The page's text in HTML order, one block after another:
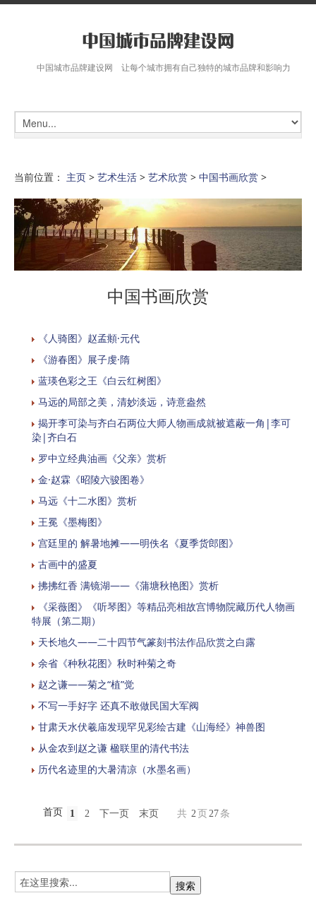
中国城市品牌建设网 让每个城市拥有自己独特的城市品牌和影响力
当前位置： 主页 > 艺术生活 > 艺术欣赏 > 中国书画欣赏 >
中国书画欣赏
《人骑图》赵孟頫·元代
《游春图》展子虔·隋
蓝瑛色彩之王《白云红树图》
马远的局部之美，清妙淡远，诗意盎然
揭开李可染与齐白石两位大师人物画成就被遮蔽一角|李可
染|齐白石
罗中立经典油画《父亲》赏析
金·赵霖《昭陵六骏图卷》
马远《十二水图》赏析
​王冕《墨梅图》
宫廷里的 解暑地摊——明佚名《夏季货郎图》
古画中的盛夏
拂拂红香 满镜湖——《蒲塘秋艳图》赏析
《采薇图》《听琴图》等精品亮相故宫博物院藏历代人物画
特展（第二期）
天长地久——二十四节气篆刻书法作品欣赏之白露
余省《种秋花图》秋时种菊之奇
赵之谦——菊之“植”觉
不写一手好字 还真不敢做民国大军阀
甘肃天水伏羲庙发现罕见彩绘古建《山海经》神兽图
从金农到赵之谦 楹联里的清代书法
历代名迹里的大暑清凉（水墨名画）
首页 1 2 下一页 末页 共 2 页 27 条